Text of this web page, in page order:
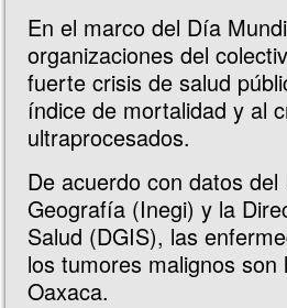
En el marco del Día
organizaciones del
fuerte crisis de salud
índice de mortalidad y al
ultraprocesados.
De acuerdo con datos
Geografía (Inegi) y la
Salud (DGIS), las
los tumores malignos
Oaxaca.